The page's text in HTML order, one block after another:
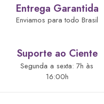
Entrega Garantida
Enviamos para todo Brasil
Suporte ao Ciente
Segunda a sexta: 7h às
16:00h